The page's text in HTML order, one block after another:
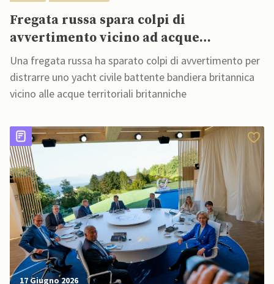
Fregata russa spara colpi di
avvertimento vicino ad acque
territoriali UK per scongiurare
collisione con yacht
Una fregata russa ha sparato colpi di avvertimento per
distrarre uno yacht civile battente bandiera britannica
vicino alle acque territoriali britanniche
17 Giugno 2026